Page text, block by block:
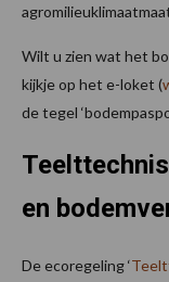
Wilt u zien wat het
kijkje op het e-loket (
de tegel
en
De ecoregeling ‘